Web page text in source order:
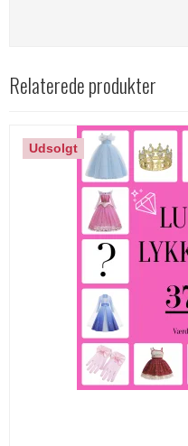
Relaterede produkter
Udsolgt